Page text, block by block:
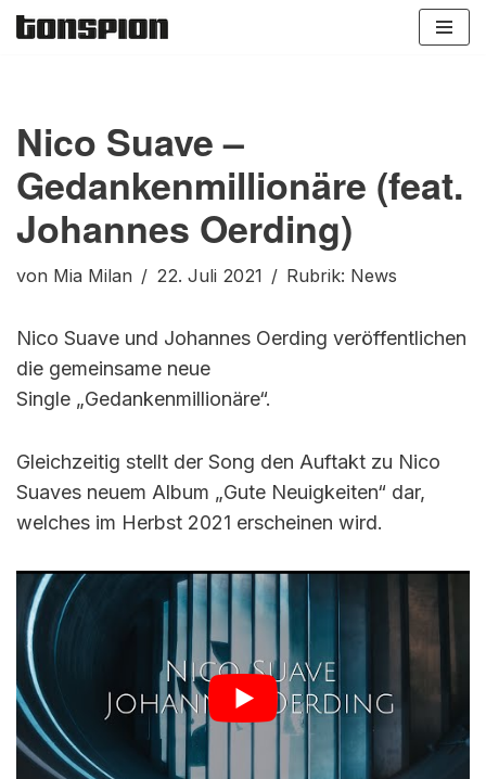
Nico Suave –
Gedankenmillionäre (feat.
Johannes Oerding)
von Mia Milan 22. Juli 2021 Rubrik: News
Nico Suave und Johannes Oerding veröffentlichen
die gemeinsame neue
Single „Gedankenmillionäre“.
Gleichzeitig stellt der Song den Auftakt zu Nico
Suaves neuem Album „Gute Neuigkeiten“ dar,
welches im Herbst 2021 erscheinen wird.